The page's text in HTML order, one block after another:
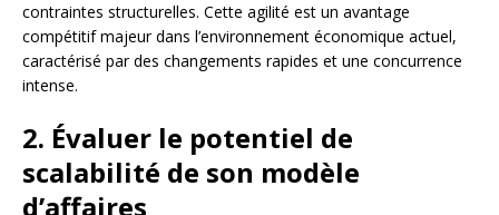
contraintes structurelles. Cette agilité est un avantage
compétitif majeur dans l’environnement économique actuel,
caractérisé par des changements rapides et une concurrence
intense.
2. Évaluer le potentiel de
scalabilité de son modèle
d’affaires